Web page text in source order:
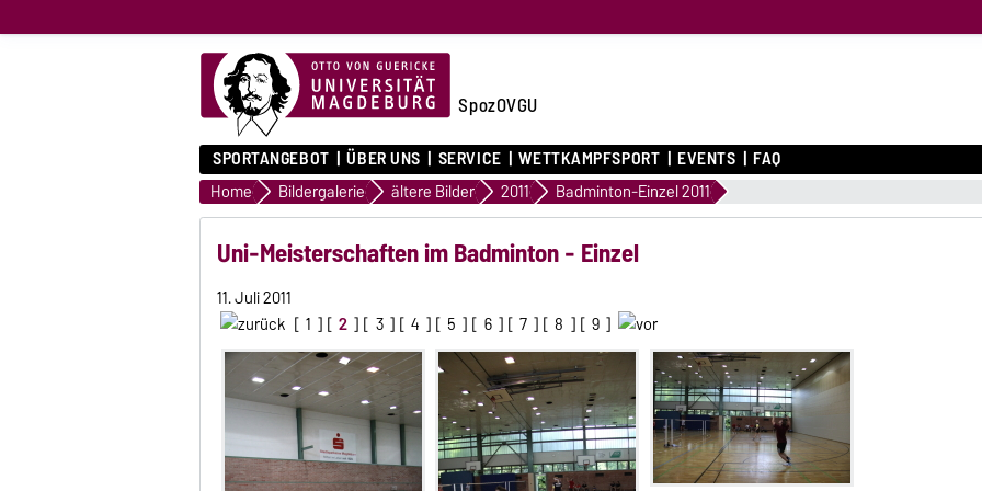
SpozOVGU
SPORTANGEBOT ÜBER UNS SERVICE WETTKAMPFSPORT EVENTS FAQ
Home Bildergalerie ältere Bilder 2011 Badminton-Einzel 2011
Uni-Meisterschaften im Badminton - Einzel
11. Juli 2011
[ 1 ] [ 2 ] [ 3 ] [ 4 ] [ 5 ] [ 6 ] [ 7 ] [ 8 ] [ 9 ]